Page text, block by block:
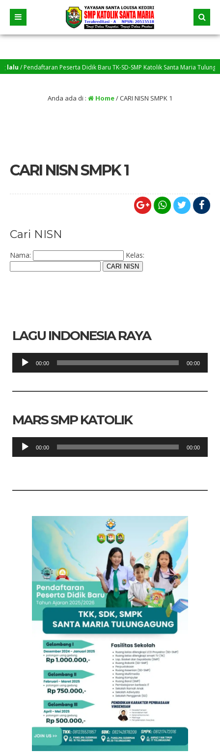
/ Pendaftaran Peserta Didik Baru TK-SD-SMP Katolik Santa Maria
Anda ada di : Home/CARI NISN SMPK 1
CARI NISN SMPK 1
Cari NISN
Nama: Kelas:
CARI NISN
LAGU INDONESIA RAYA
Pemutar
Audio
00:00 00:00
MARS SMP KATOLIK
Pemutar
Audio
00:00 00:00